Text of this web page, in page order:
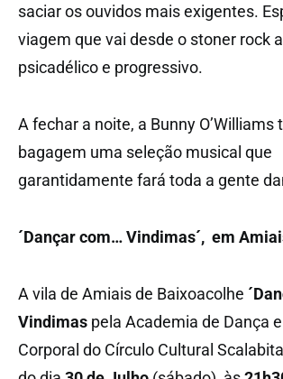
saciar os ouvidos mais exigentes.
viagem que vai desde o stoner rock
psicadélico e progressivo.
A fechar a noite, a Bunny O’Williams
bagagem uma seleção musical que
garantidamente fará toda a gente
´Dançar com… Vindimas´, em
A vila de Amiais de Baixoacolhe
Vindimas pela Academia de Dança
Corporal do Círculo Cultural